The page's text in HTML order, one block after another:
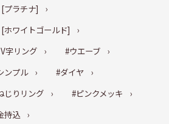
[プラチナ]
[ホワイトゴールド]
字リング
#ウエーブ
ンプル
#ダイヤ
じりリング
#ピンクメッキ
持込